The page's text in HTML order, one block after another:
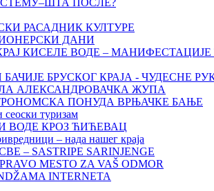
ПОСЛЕ?
РАСАДНИК КУЛТУРЕ
ДАНИ
КИСЕЛЕ ВОДЕ –
БРУСКОГ КРАЈА - ЧУДЕСНЕ
АЛЕКСАНДРОВАЧКА ЖУПА
ПОНУДА ВРЊАЧКЕ БАЊЕ
сеоски туризам
ВОДЕ КРОЗ ЋИЋЕВАЦ
– нада нашег краја
– SASTRIPE SARINJENGE
MESTO ZA VAŠ ODMOR
INTERNETA